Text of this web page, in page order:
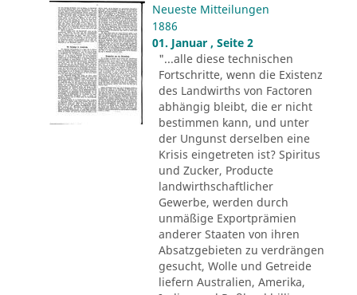
Neueste Mitteilungen
1886
01. Januar , Seite 2
"...alle diese technischen
Fortschritte, wenn die Existenz
des Landwirths von Factoren
abhängig bleibt, die er nicht
bestimmen kann, und unter
der Ungunst derselben eine
Krisis eingetreten ist? Spiritus
und Zucker, Producte
landwirthschaftlicher
Gewerbe, werden durch
unmäßige Exportprämien
anderer Staaten von ihren
Absatzgebieten zu verdrängen
gesucht, Wolle und Getreide
liefern Australien, Amerika,